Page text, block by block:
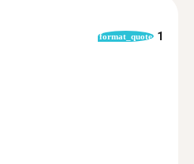
format_quote 1